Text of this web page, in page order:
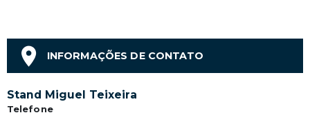
INFORMAÇÕES DE CONTATO
Stand Miguel Teixeira
Telefone